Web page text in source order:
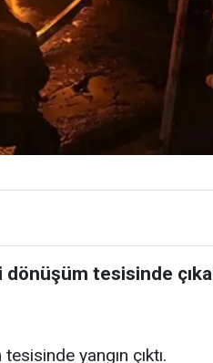
tesisinde
yangın çıktı.